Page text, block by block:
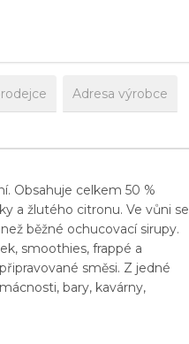
Adresa výrobce
Obsahuje celkem 50 %
a žlutého citronu. Ve vůni se
běžné ochucovací sirupy.
smoothies, frappé a
směsi. Z jedné
bary, kavárny,